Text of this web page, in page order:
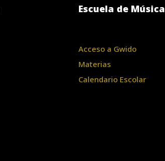
Escuela de Música
Acceso a Gwido
Materias
Calendario Escolar